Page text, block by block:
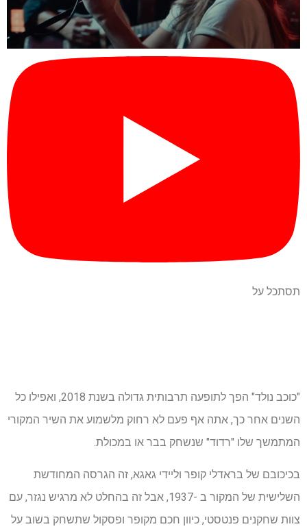
תסתכל על
"כוכב נולד" הפך לתופעה תרבותית גדולה בשנת 2018, ואפילו כל
השנים אחר כך, אתה אף פעם לא רחוק מלשמוע את השיר המקורי
המתמשך שלו "רדוד" שנשחק בבר או במכולת.
בכיכובם של בראדלי קופר וליידי גאגא, זה הגרסה המחודשת
השלישית של המקור ב -1937, אבל זה בהחלט לא מרגיש נגזר, עם
צוות שחקנים פנטסטי, כיוון חכם מקופר ופסקול שתשחק בשוב על